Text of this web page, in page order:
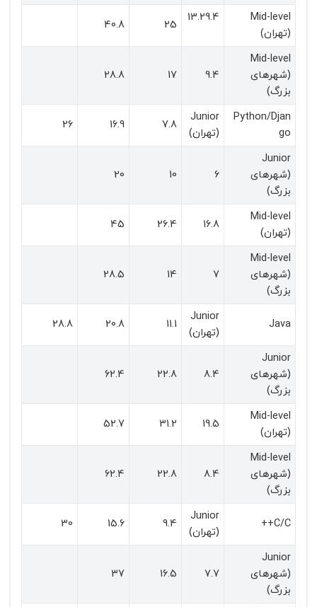
Mid-level
(تهران)
13.29.4
25
40.8
Mid-level
(شهرهای
بزرگ)
9.4
17
28.8
Python/Djan
go
Junior
(تهران)
7.8
16.9
26
Junior
(شهرهای
بزرگ)
6
10
20
Mid-level
(تهران)
16.8
26.4
45
Mid-level
(شهرهای
بزرگ)
7
14
28.5
Java
Junior
(تهران)
11.1
20.8
28.8
Junior
(شهرهای
بزرگ)
8.4
22.8
62.4
Mid-level
(تهران)
19.5
31.2
52.7
Mid-level
(شهرهای
بزرگ)
8.4
22.8
62.4
C/C++
Junior
(تهران)
9.4
15.6
30
Junior
(شهرهای
بزرگ)
7.7
16.5
37